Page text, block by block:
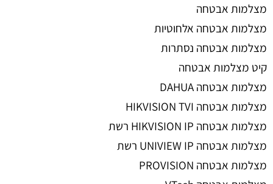
מצלמות אבטחה
מצלמות אבטחה אלחוטיות
מצלמות אבטחה נסתרות
קיט מצלמות אבטחה
מצלמות אבטחה DAHUA
מצלמות אבטחה HIKVISION TVI
מצלמות אבטחה HIKVISION IP רשת
מצלמות אבטחה UNIVIEW IP רשת
מצלמות אבטחה PROVISION